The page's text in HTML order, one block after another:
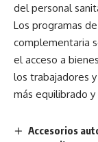
del personal
Los programas
complementaria
el acceso a
los trabajadores
más equilibrado y
Accesorios